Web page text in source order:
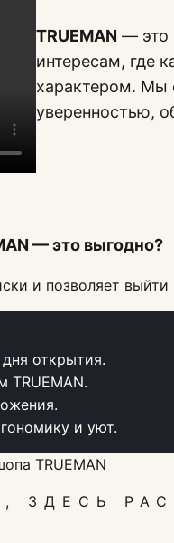
TRUEMAN — это
интересам, где
характером. Мы
уверенностью,
— это выгодно?
и позволяет
открытия.
TRUEMAN.
и уют.
ЗДЕСЬ